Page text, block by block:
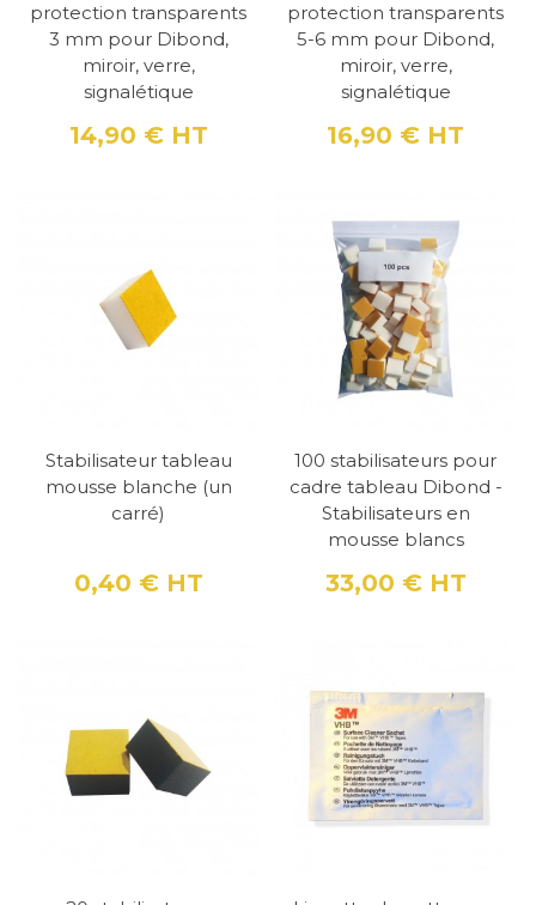
protection transparents
3 mm pour Dibond,
miroir, verre,
signalétique
Prix
14,90 € HT
protection transparents
5-6 mm pour Dibond,
miroir, verre,
signalétique
Prix
16,90 € HT
Stabilisateur tableau
mousse blanche (un
carré)
Prix
0,40 € HT
100 stabilisateurs pour
cadre tableau Dibond -
Stabilisateurs en
mousse blancs
Prix
33,00 € HT